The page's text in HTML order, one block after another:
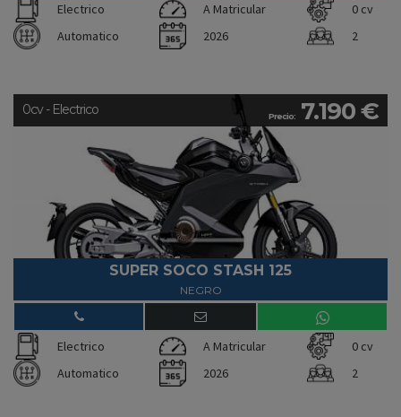
Electrico A Matricular
0 cv
Automatico
2026 2
Precio: 7.190 €
0cv - Electrico
SUPER SOCO STASH 125
NEGRO
Electrico A Matricular
0 cv
Automatico
2026 2